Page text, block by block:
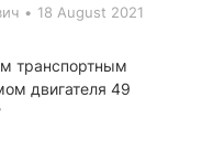
• 18 August 2021
транспортным
двигателя 49